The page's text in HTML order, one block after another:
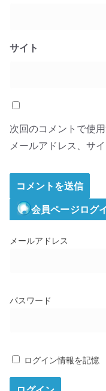
サイト
次回のコメントで使
メールアドレス、サイ
会員ページログ
メールアドレス
パスワード
ログイン情報を記憶